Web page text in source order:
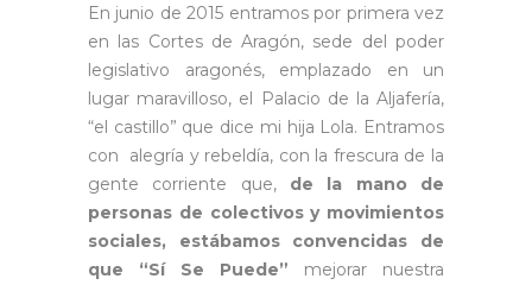
En junio de 2015 entramos por primera vez
en las Cortes de Aragón, sede del poder
legislativo aragonés, emplazado en un
lugar maravilloso, el Palacio de la Aljafería,
“el castillo” que dice mi hija Lola. Entramos
con alegría y rebeldía, con la frescura de la
gente corriente que, de la mano de
personas de colectivos y movimientos
sociales, estábamos convencidas de
que “Sí Se Puede” mejorar nuestra